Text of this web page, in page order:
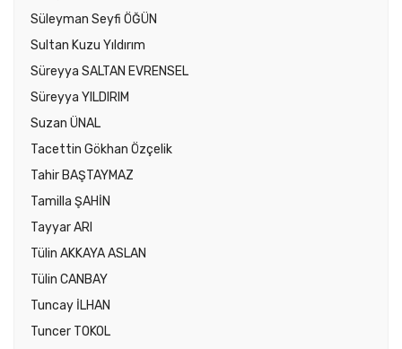
Süleyman Seyfi ÖĞÜN
Sultan Kuzu Yıldırım
Süreyya SALTAN EVRENSEL
Süreyya YILDIRIM
Suzan ÜNAL
Tacettin Gökhan Özçelik
Tahir BAŞTAYMAZ
Tamilla ŞAHİN
Tayyar ARI
Tülin AKKAYA ASLAN
Tülin CANBAY
Tuncay İLHAN
Tuncer TOKOL